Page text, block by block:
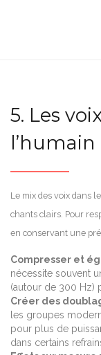
5. Les
l’humain
Le mix des voix dans
chants clairs. Pour
en conservant une
Compresser et
nécessite souvent
(autour de 300 Hz)
Créer des
les groupes
pour plus de
dans certains